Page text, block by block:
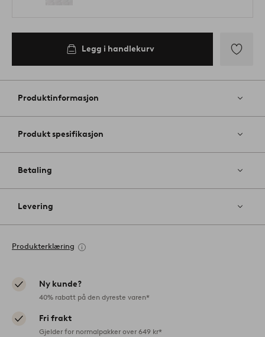
Legg i handlekurv
til
Produktinformasjon
Produkt spesifikasjon
Betaling
Levering
Produkterklæring
Ny kunde?
40% rabatt på den dyreste varen*
Fri frakt
Gjelder for normalpakker over 649 kr*